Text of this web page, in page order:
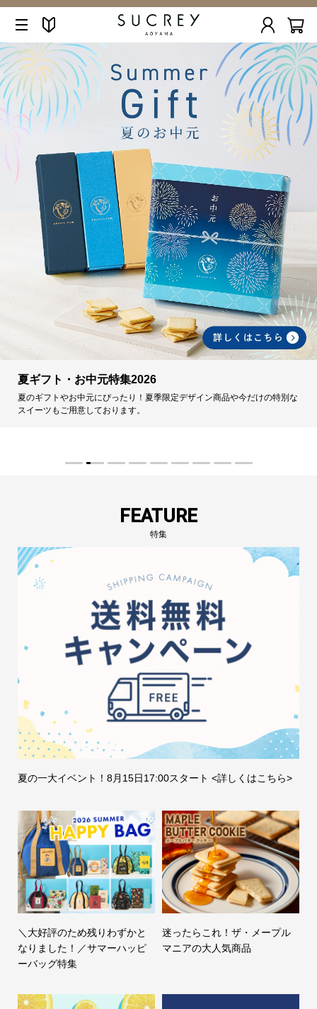
夏ギフト・お中元特集2026
夏のギフトやお中元にぴったり！夏季限定デザイン商品や今だけの特別な
スイーツもご用意しております。
FEATURE
特集
夏の一大イベント！8月15日17:00スタート <詳しくはこちら>
＼大好評のため残りわずかと
なりました！／サマーハッピ
ーバッグ特集
迷ったらこれ！ザ・メープル
マニアの大人気商品